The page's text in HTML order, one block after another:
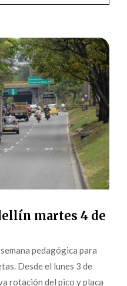
martes 4 de
pedagógica para
Desde el lunes 3 de
rotación del pico y placa